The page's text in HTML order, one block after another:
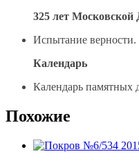
325 лет Московской
Испытание
Календарь
Календарь памятных
Похожие